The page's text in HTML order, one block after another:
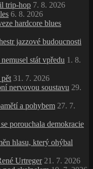
trip‑hop 7. 8. 2026
6. 8. 2026
hardcore blues
jazzové budoucnosti
stát vpředu 1. 8.
31. 7. 2026
nervovou soustavu 29.
a pohybem 27. 7.
porouchala demokracie
hlasu, který ohýbal
Urtreger 21. 7. 2026